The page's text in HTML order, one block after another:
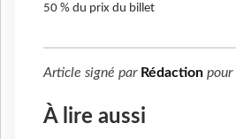
50 % du prix du billet
Article signé par Rédaction pour
À lire aussi